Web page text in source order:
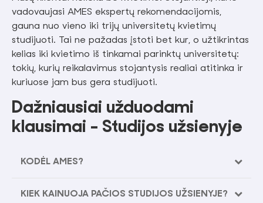
vadovaujasi AMES ekspertų rekomendacijomis,
gauna nuo vieno iki trijų universitetų kvietimų
studijuoti. Tai ne pažadas įstoti bet kur, o užtikrintas
kelias iki kvietimo iš tinkamai parinktų universitetų:
tokių, kurių reikalavimus stojantysis realiai atitinka ir
kuriuose jam bus gera studijuoti.
Dažniausiai užduodami
klausimai - Studijos užsienyje
KODĖL AMES?
KIEK KAINUOJA PAČIOS STUDIJOS UŽSIENYJE?